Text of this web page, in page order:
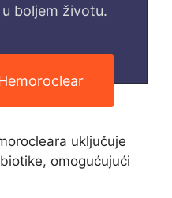
boljem životu.
uključuje
omogućujući